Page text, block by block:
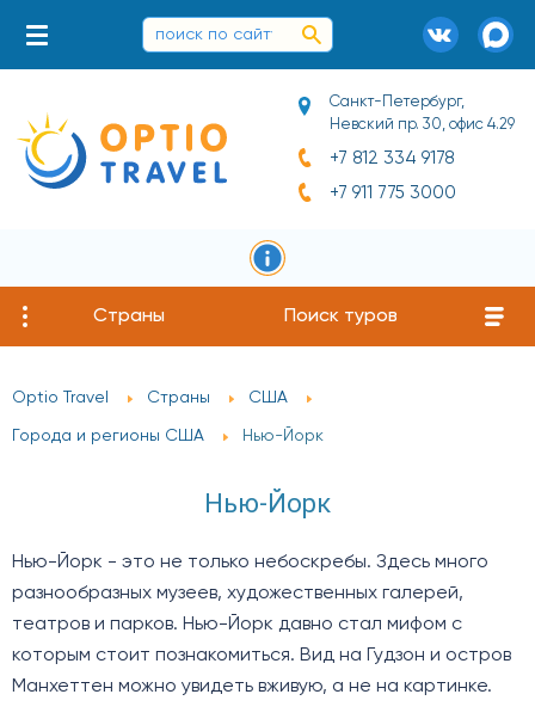
Санкт-Петербург,
Невский пр. 30, офис 4.29
+7 812 334 9178
+7 911 775 3000
Страны Поиск туров
Optio Travel Страны США
Города и регионы США Нью-Йорк
Нью-Йорк
Нью-Йорк - это не только небоскребы. Здесь много
разнообразных музеев, художественных галерей,
театров и парков. Нью-Йорк давно стал мифом с
которым стоит познакомиться. Вид на Гудзон и остров
Манхеттен можно увидеть вживую, а не на картинке.